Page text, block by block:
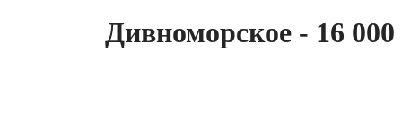
Дивноморское - 16 000